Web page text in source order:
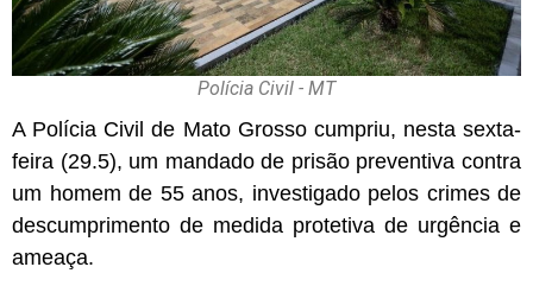
Polícia Civil - MT
A Polícia Civil de Mato Grosso cumpriu, nesta sexta-
feira (29.5), um mandado de prisão preventiva contra
um homem de 55 anos, investigado pelos crimes de
descumprimento de medida protetiva de urgência e
ameaça.